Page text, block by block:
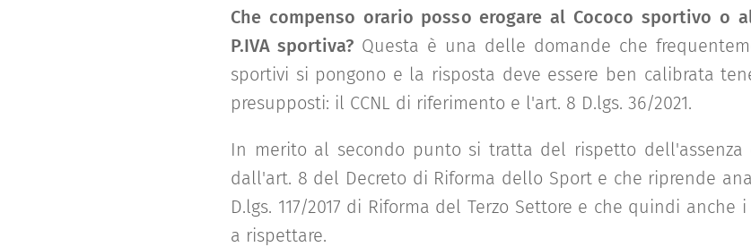
Che compenso orario posso erogare al Cococo sportivo o
P.IVA sportiva? Questa è una delle domande che
sportivi si pongono e la risposta deve essere ben calibrata
presupposti: il CCNL di riferimento e l'art. 8 D.lgs. 36/2021.
In merito al secondo punto si tratta del rispetto
dall'art. 8 del Decreto di Riforma dello Sport e che riprende
D.lgs. 117/2017 di Riforma del Terzo Settore e che quindi
a rispettare.